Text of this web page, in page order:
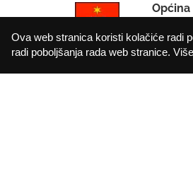
Općina
OIB:
Ova web stranica koristi kolačiće radi
radi poboljšanja rada web stranice.